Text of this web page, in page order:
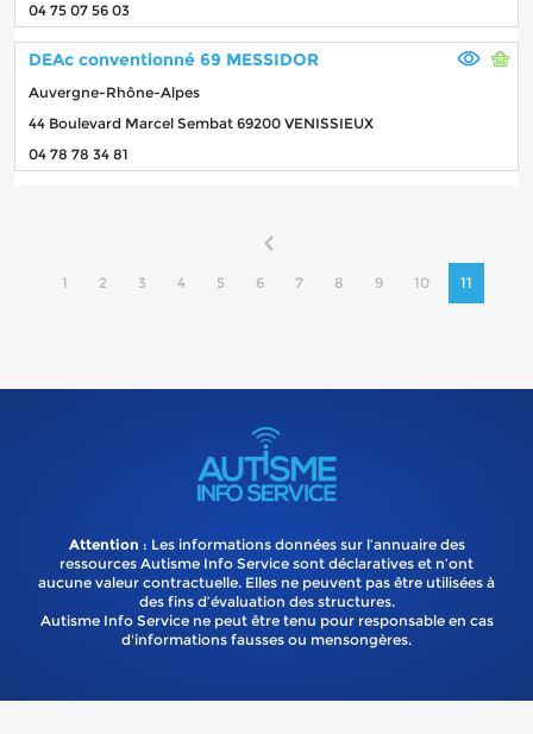
04 75 07 56 03
DEAc conventionné 69 MESSIDOR
Auvergne-Rhône-Alpes
44 Boulevard Marcel Sembat 69200 VENISSIEUX
04 78 78 34 81
1 2 3 4 5 6 7 8 9 10 11
Attention : Les informations données sur l’annuaire des
ressources Autisme Info Service sont déclaratives et n’ont
aucune valeur contractuelle. Elles ne peuvent pas être utilisées à
des fins d’évaluation des structures.
Autisme Info Service ne peut être tenu pour responsable en cas
d'informations fausses ou mensongères.